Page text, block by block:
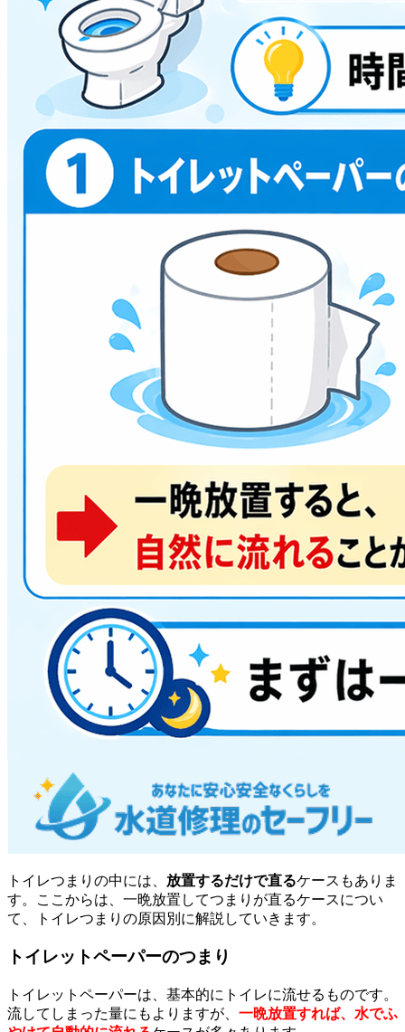
トイレつまりの中には、 放置するだけで直るケースもありま
す。ここからは、一晩放置してつまりが直るケースについ
て、トイレつまりの原因別に解説していきます。
トイレットペーパーのつまり
トイレットペーパーは、基本的にトイレに流せるものです。
流してしまった量にもよりますが、 一晩放置すれば、水でふ